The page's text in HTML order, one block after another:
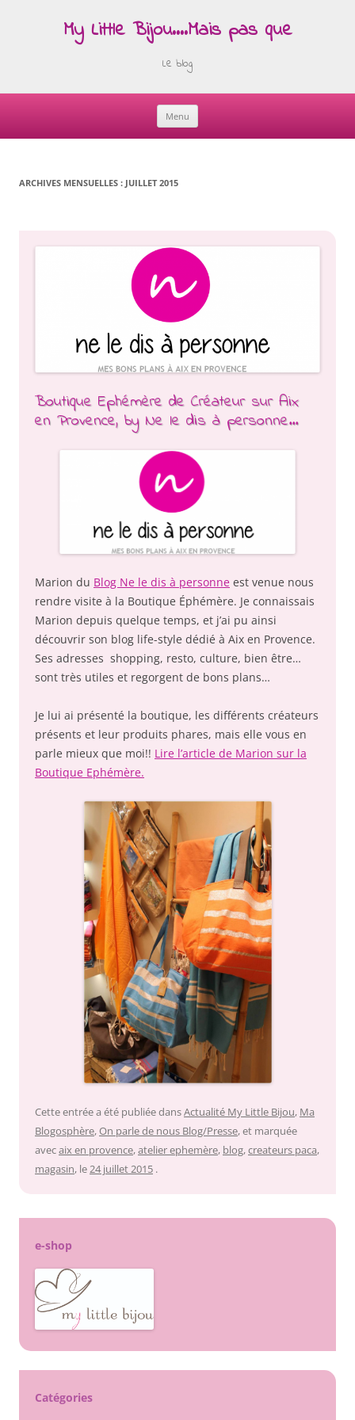
My Little Bijou….Mais pas que
Le blog
Menu
Skip
ARCHIVES MENSUELLES : JUILLET 2015
Boutique Ephémère de Créateur sur Aix
en Provence, by Ne le dis à personne…
Marion du Blog Ne le dis à personne est venue nous
rendre visite à la Boutique Éphémère. Je connaissais
Marion depuis quelque temps, et j’ai pu ainsi
découvrir son blog life-style dédié à Aix en Provence.
Ses adresses shopping, resto, culture, bien être…
sont très utiles et regorgent de bons plans…
Je lui ai présenté la boutique, les différents créateurs
présents et leur produits phares, mais elle vous en
parle mieux que moi!! Lire l’article de Marion sur la
Boutique Ephémère.
Cette entrée a été publiée dansActualité My Little Bijou, Ma
Blogosphère,On parle de nous Blog/Presse, et marquée
avecaix en provence,atelier ephemère, blog,createurs paca,
magasin, le24 juillet 2015 .
e-shop
Catégories